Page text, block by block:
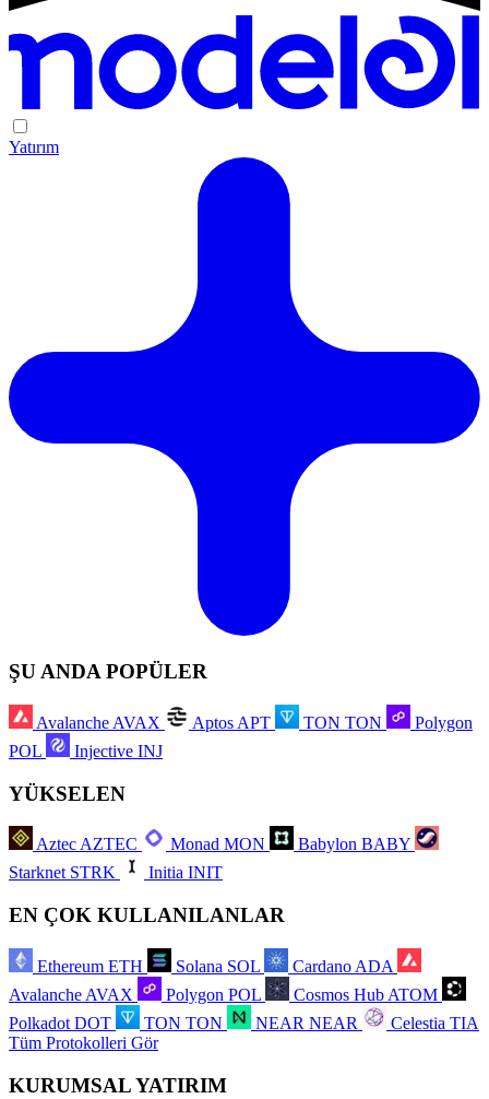
Yatırım
ŞU ANDA POPÜLER
Avalanche AVAX Aptos APT TON TON
Polygon
POL
Injective INJ
YÜKSELEN
AztecAZTEC Monad MON Babylon BABY
Starknet STRK Initia INIT
EN ÇOK KULLANILANLAR
Ethereum ETH Solana SOL Cardano ADA
Avalanche AVAX Polygon POL Cosmos Hub ATOM
Polkadot DOT TON TON NEAR NEAR Celestia TIA
Tüm Protokolleri Gör
KURUMSAL YATIRIM